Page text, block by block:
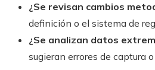
¿Se revisan cambios
definición o el sistema de
¿Se analizan datos
sugieran errores de captura